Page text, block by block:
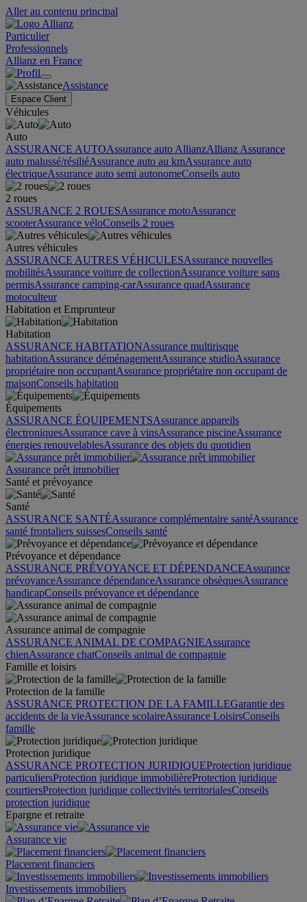
Aller au contenu principal
Particulier
Professionnels
Allianz en France
Assistance
Espace Client
Véhicules
Auto
ASSURANCE AUTOAssurance auto AllianzAllianz Assurance
auto malussé/résiliéAssurance auto au kmAssurance auto
électriqueAssurance auto semi autonomeConseils auto
2 roues
ASSURANCE 2 ROUESAssurance motoAssurance
scooterAssurance véloConseils 2 roues
Autres véhicules
ASSURANCE AUTRES VÉHICULESAssurance nouvelles
mobilitésAssurance voiture de collectionAssurance voiture sans
permisAssurance camping-carAssurance quadAssurance
motoculteur
Habitation et Emprunteur
Habitation
ASSURANCE HABITATIONAssurance multirisque
habitationAssurance déménagementAssurance studioAssurance
propriétaire non occupantAssurance propriétaire non occupant de
maisonConseils habitation
Équipements
ASSURANCE ÉQUIPEMENTSAssurance appareils
électroniquesAssurance cave à vinsAssurance piscineAssurance
énergies renouvelablesAssurance des objets du quotidien
Assurance prêt immobilier
Santé et prévoyance
Santé
ASSURANCE SANTÉAssurance complémentaire santéAssurance
santé frontaliers suissesConseils santé
Prévoyance et dépendance
ASSURANCE PRÉVOYANCE ET DÉPENDANCEAssurance
prévoyanceAssurance dépendanceAssurance obsèquesAssurance
handicapConseils prévoyance et dépendance
Assurance animal de compagnie
ASSURANCE ANIMAL DE COMPAGNIEAssurance
chienAssurance chatConseils animal de compagnie
Famille et loisirs
Protection de la famille
ASSURANCE PROTECTION DE LA FAMILLEGarantie des
accidents de la vieAssurance scolaireAssurance LoisirsConseils
famille
Protection juridique
ASSURANCE PROTECTION JURIDIQUEProtection juridique
particuliersProtection juridique immobilièreProtection juridique
courtiersProtection juridique collectivités territorialesConseils
protection juridique
Epargne et retraite
Assurance vie
Placement financiers
Investissements immobiliers